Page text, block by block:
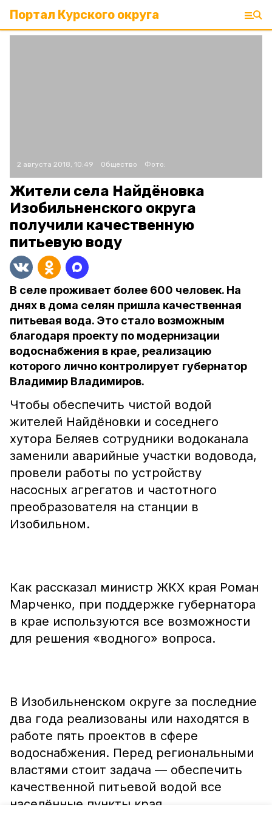
Портал Курского округа
2 августа 2018, 10:49 Общество Фото:
Жители села Найдёновка
Изобильненского округа
получили качественную
питьевую воду
В селе проживает более 600 человек. На
днях в дома селян пришла качественная
питьевая вода. Это стало возможным
благодаря проекту по модернизации
водоснабжения в крае, реализацию
которого лично контролирует губернатор
Владимир Владимиров.
Чтобы обеспечить чистой водой
жителей Найдёновки и соседнего
хутора Беляев сотрудники водоканала
заменили аварийные участки водовода,
провели работы по устройству
насосных агрегатов и частотного
преобразователя на станции в
Изобильном.
Как рассказал министр ЖКХ края Роман
Марченко, при поддержке губернатора
в крае используются все возможности
для решения «водного» вопроса.
В Изобильненском округе за последние
два года реализованы или находятся в
работе пять проектов в сфере
водоснабжения. Перед региональными
властями стоит задача — обеспечить
качественной питьевой водой все
населённые пункты края.